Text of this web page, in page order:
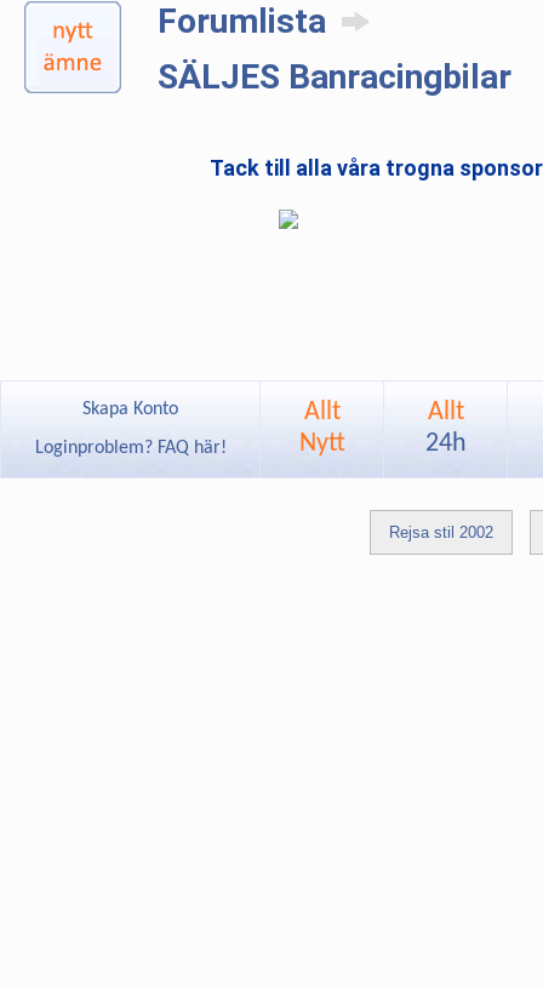
Forumlista
SÄLJES Banracingbilar
Tack till alla våra trogna
Skapa Konto
Loginproblem? FAQ här!
Allt
Nytt
Allt
24h
Rejsa stil 2002